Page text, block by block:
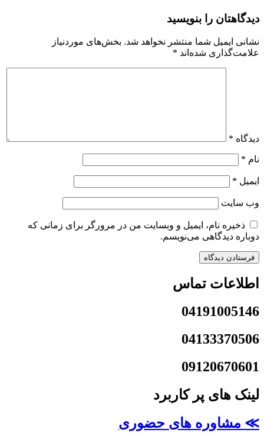
دیدگاهتان را بنویسید
نشانی ایمیل شما منتشر نخواهد شد. بخش‌های موردنیاز
علامت‌گذاری شده‌اند *
دیدگاه *
نام *
ایمیل *
وب‌ سایت
ذخیره نام، ایمیل و وبسایت من در مرورگر برای زمانی که
دوباره دیدگاهی می‌نویسم.
اطلاعات تماس
04191005146
04133370506
09120670601
لینک های پر کاربرد
≫ مشاوره های حضوری